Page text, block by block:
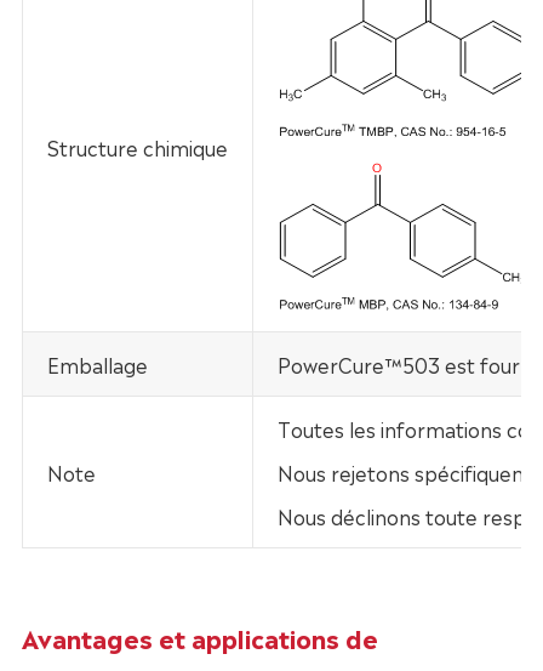
Structure chimique
Emballage PowerCure™503 est fourni
Note
Toutes les informations
Nous rejetons
Nous déclinons toute
Avantages et applications de